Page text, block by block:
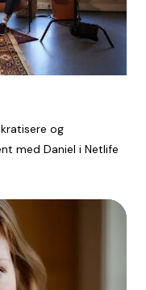
og
med Daniel i Netlife